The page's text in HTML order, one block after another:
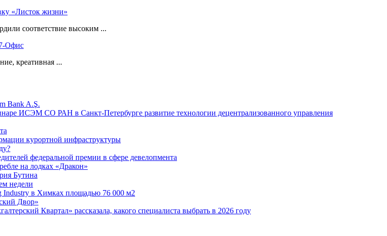
«Листок жизни»
соответствие высоким ...
Офис
креативная ...
Bank A.Ş.
ИСЭМ СО РАН в Санкт-Петербурге развитие технологии децентрализованного управления
курортной инфраструктуры
федеральной премии в сфере девелопмента
на лодках «Дракон»
Бутина
недели
Industry в Химках площадью 76 000 м2
Двор»
Квартал» рассказала, какого специалиста выбрать в 2026 году